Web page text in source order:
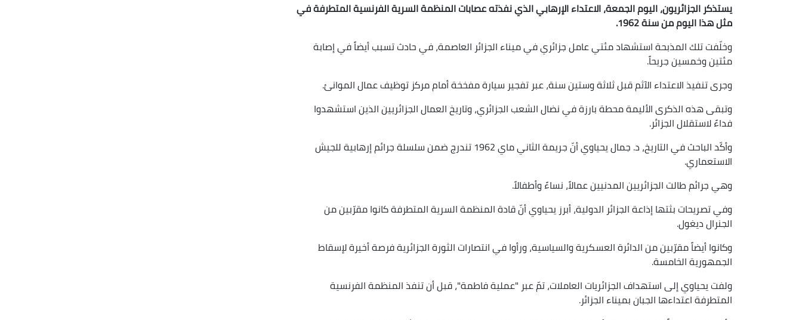
يستذكر الجزائريون، اليوم الجمعة، الاعتداء الإرهابي الذي نفذته عصابات المنظمة السرية الفرنسية المتطرفة في
مثل هذا اليوم من سنة 1962.
وخلّفت تلك المذبحة استشهاد مئتي عامل جزائري في ميناء الجزائر العاصمة، في حادث تسبب أيضاً في إصابة
مئتين وخمسين جريحاً.
وجرى تنفيذ الاعتداء الآثم قبل ثلاثة وستين سنة، عبر تفجير سيارة مفخخة أمام مركز توظيف عمال الموانئ.
وتبقى هذه الذكرى الأليمة محطة بارزة في نضال الشعب الجزائري، وتاريخ العمال الجزائريين الذين استشهدوا
فداءً لاستقلال الجزائر.
وأكّد الباحث في التاريخ، د. جمال يحياوي أنّ جريمة الثاني ماي 1962 تندرج ضمن سلسلة جرائم إرهابية للجيش
الاستعماري.
وهي جرائم طالت الجزائريين المدنيين عمالاً، نساءً وأطفالاً.
وفي تصريحات بثتها إذاعة الجزائر الدولية، أبرز يحياوي أنّ قادة المنظمة السرية المتطرفة كانوا مقرّبين من
الجنرال ديغول.
وكانوا أيضاً مقرّبين من الدائرة العسكرية والسياسية، ورأوا في انتصارات الثورة الجزائرية فرصة أخيرة لإسقاط
الجمهورية الخامسة.
ولفت يحياوي إلى استهداف الجزائريات العاملات، تمّ عبر "عملية فاطمة"، قبل أن تنفذ المنظمة الفرنسية
المتطرفة اعتداءها الجبان بميناء الجزائر.